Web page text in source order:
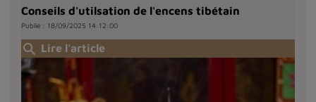
Conseils d'utilsation de l'encens tibétain
Publié : 18/09/2025 14:12:00
search Lire l'article